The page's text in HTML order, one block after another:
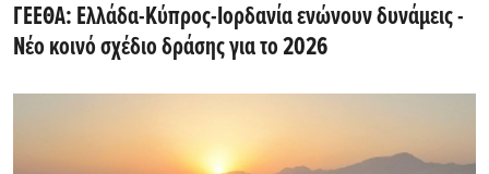
ΓΕΕΘΑ: Ελλάδα-Κύπρος-Ιορδανία ενώνουν δυνάμεις -
Νέο κοινό σχέδιο δράσης για το 2026